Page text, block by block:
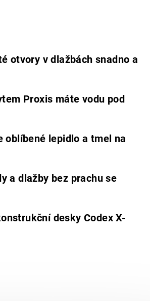
otvory v dlažbách snadno a
Proxis máte vodu pod
oblíbené lepidlo a tmel na
a dlažby bez prachu se
desky Codex X-